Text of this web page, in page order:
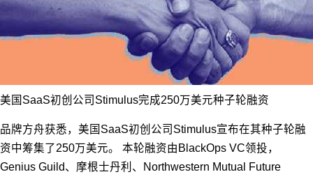
美国SaaS初创公司Stimulus完成250万美元种子轮融资
品牌方舟获悉，美国SaaS初创公司Stimulus宣布在其种子轮融
资中筹集了250万美元。 本轮融资由BlackOps VC领投，
Genius Guild、摩根士丹利、Northwestern Mutual Future